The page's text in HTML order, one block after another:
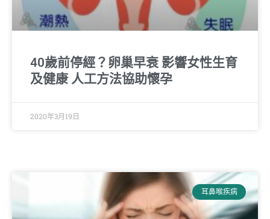
40歲前停經？卵巢早衰 影響女性生育
及健康 人工方法協助懷孕
2020年3月19日
耳鼻喉疾病